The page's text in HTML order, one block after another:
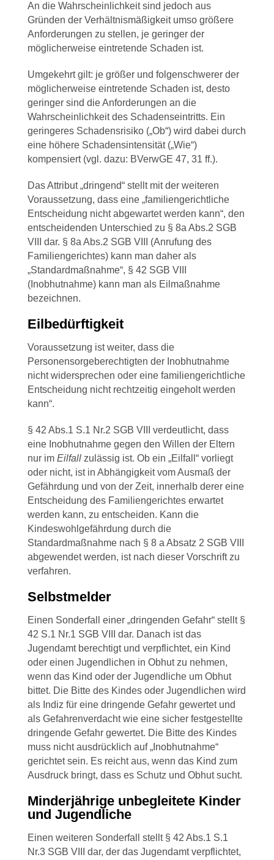
An die Wahrscheinlichkeit sind jedoch aus
Gründen der Verhältnismäßigkeit umso größere
Anforderungen zu stellen, je geringer der
möglicherweise eintretende Schaden ist.
Umgekehrt gilt: je größer und folgenschwerer der
möglicherweise eintretende Schaden ist, desto
geringer sind die Anforderungen an die
Wahrscheinlichkeit des Schadenseintritts. Ein
geringeres Schadensrisiko („Ob“) wird dabei durch
eine höhere Schadensintensität („Wie“)
kompensiert (vgl. dazu: BVerwGE 47, 31 ff.).
Das Attribut „dringend“ stellt mit der weiteren
Voraussetzung, dass eine „familiengerichtliche
Entscheidung nicht abgewartet werden kann“, den
entscheidenden Unterschied zu § 8a Abs.2 SGB
VIII dar. § 8a Abs.2 SGB VIII (Anrufung des
Familiengerichtes) kann man daher als
„Standardmaßnahme“, § 42 SGB VIII
(Inobhutnahme) kann man als Eilmaßnahme
bezeichnen.
Eilbedürftigkeit
Voraussetzung ist weiter, dass die
Personensorgeberechtigten der Inobhutnahme
nicht widersprechen oder eine familiengerichtliche
Entscheidung nicht rechtzeitig eingeholt werden
kann“.
§ 42 Abs.1 S.1 Nr.2 SGB VIII verdeutlicht, dass
eine Inobhutnahme gegen den Willen der Eltern
nur im Eilfall zulässig ist. Ob ein „Eilfall“ vorliegt
oder nicht, ist in Abhängigkeit vom Ausmaß der
Gefährdung und von der Zeit, innerhalb derer eine
Entscheidung des Familiengerichtes erwartet
werden kann, zu entscheiden. Kann die
Kindeswohlgefährdung durch die
Standardmaßnahme nach § 8 a Absatz 2 SGB VIII
abgewendet werden, ist nach dieser Vorschrift zu
verfahren.
Selbstmelder
Einen Sonderfall einer „dringenden Gefahr“ stellt §
42 S.1 Nr.1 SGB VIII dar. Danach ist das
Jugendamt berechtigt und verpflichtet, ein Kind
oder einen Jugendlichen in Obhut zu nehmen,
wenn das Kind oder der Jugendliche um Obhut
bittet. Die Bitte des Kindes oder Jugendlichen wird
als Indiz für eine dringende Gefahr gewertet und
als Gefahrenverdacht wie eine sicher festgestellte
dringende Gefahr gewertet. Die Bitte des Kindes
muss nicht ausdrücklich auf „Inobhutnahme“
gerichtet sein. Es reicht aus, wenn das Kind zum
Ausdruck bringt, dass es Schutz und Obhut sucht.
Minderjährige unbegleitete Kinder
und Jugendliche
Einen weiteren Sonderfall stellt § 42 Abs.1 S.1
Nr.3 SGB VIII dar, der das Jugendamt verpflichtet,